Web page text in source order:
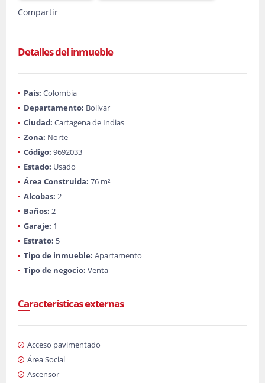
Compartir
Detalles del inmueble
País: Colombia
Departamento: Bolívar
Ciudad: Cartagena de Indias
Zona: Norte
Código: 9692033
Estado: Usado
Área Construida: 76 m²
Alcobas: 2
Baños: 2
Garaje: 1
Estrato: 5
Tipo de inmueble: Apartamento
Tipo de negocio: Venta
Características externas
Acceso pavimentado
Área Social
Ascensor